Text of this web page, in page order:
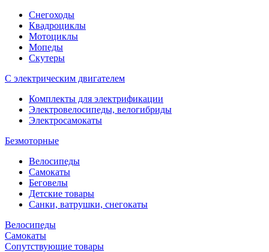
Снегоходы
Квадроциклы
Мотоциклы
Мопеды
Скутеры
С электрическим двигателем
Комплекты для электрификации
Электровелосипеды, велогибриды
Электросамокаты
Безмоторные
Велосипеды
Самокаты
Беговелы
Детские товары
Санки, ватрушки, снегокаты
Велосипеды
Самокаты
Сопутствующие товары